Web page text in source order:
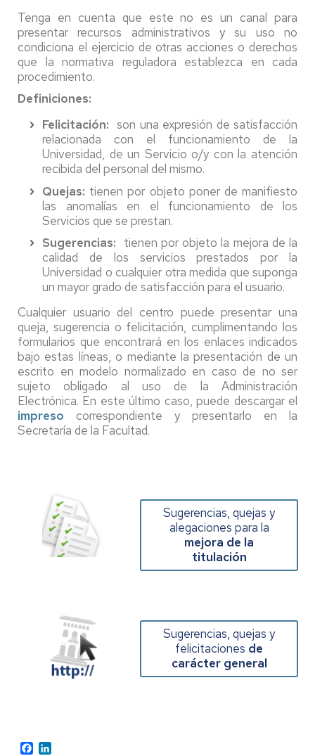
Tenga en cuenta que este no es un canal para
presentar recursos administrativos y su uso no
condiciona el ejercicio de otras acciones o derechos
que la normativa reguladora establezca en cada
procedimiento.
Definiciones:
Felicitación: son una expresión de satisfacción
relacionada con el funcionamiento de la
Universidad, de un Servicio o/y con la atención
recibida del personal del mismo.
Quejas: tienen por objeto poner de manifiesto
las anomalías en el funcionamiento de los
Servicios que se prestan.
Sugerencias: tienen por objeto la mejora de la
calidad de los servicios prestados por la
Universidad o cualquier otra medida que suponga
un mayor grado de satisfacción para el usuario.
Cualquier usuario del centro puede presentar una
queja, sugerencia o felicitación, cumplimentando los
formularios que encontrará en los enlaces indicados
bajo estas líneas, o mediante la presentación de un
escrito en modelo normalizado en caso de no ser
sujeto obligado al uso de la Administración
Electrónica. En este último caso, puede descargar el
impreso correspondiente y presentarlo en la
Secretaría de la Facultad.
Sugerencias, quejas y
alegaciones para la
mejora de la
titulación
Sugerencias, quejas y
felicitaciones de
carácter general
Facebook